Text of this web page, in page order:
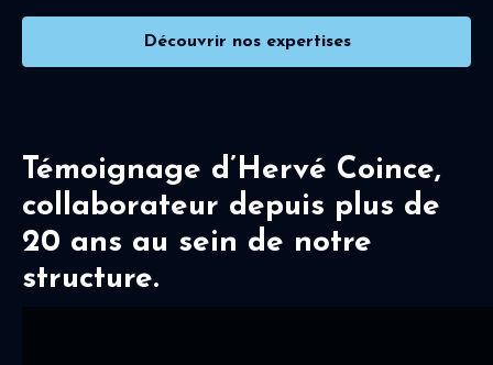
Découvrir nos expertises
Témoignage d’Hervé Coince,
collaborateur depuis plus de
20 ans au sein de notre
structure.